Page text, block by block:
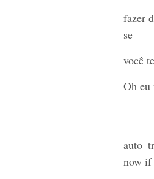
fazer
se
você
Oh eu
now if